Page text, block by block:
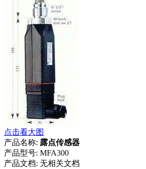
点击看大图
产品名称: 露点传感器
产品型号: MFA300
产品文档: 无相关文档